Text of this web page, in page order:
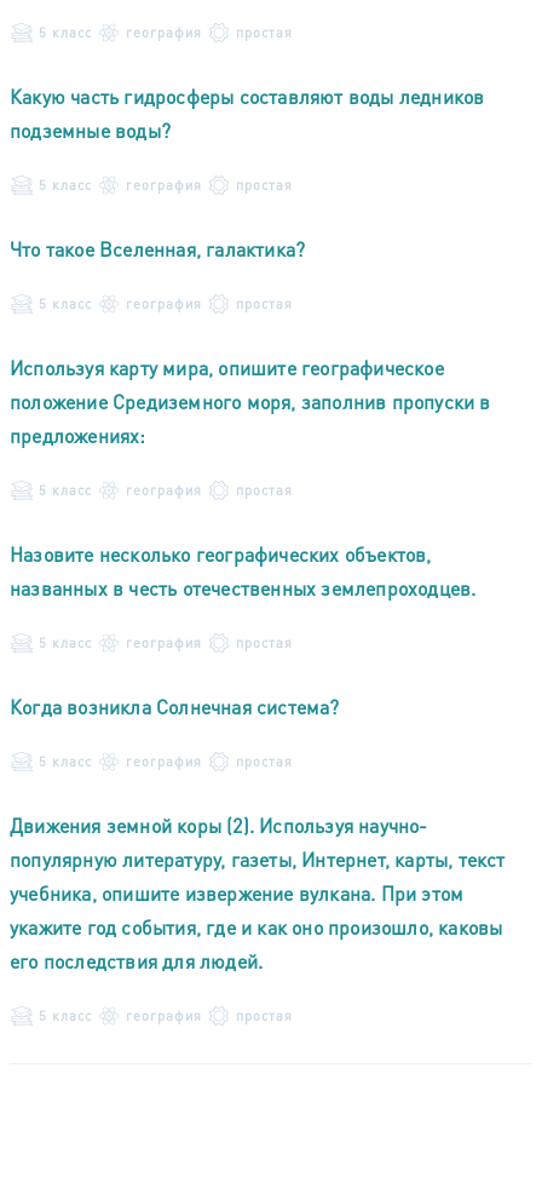
5 класс география простая
Какую часть гидросферы составляют воды ледников
подземные воды?
5 класс география простая
Что такое Вселенная, галактика?
5 класс география простая
Используя карту мира, опишите географическое
положение Средиземного моря, заполнив пропуски в
предложениях:
5 класс география простая
Назовите несколько географических объектов,
названных в честь отечественных землепроходцев.
5 класс география простая
Когда возникла Солнечная система?
5 класс география простая
Движения земной коры (2). Используя научно-
популярную литературу, газеты, Интернет, карты, текст
учебника, опишите извержение вулкана. При этом
укажите год события, где и как оно произошло, каковы
его последствия для людей.
5 класс география простая